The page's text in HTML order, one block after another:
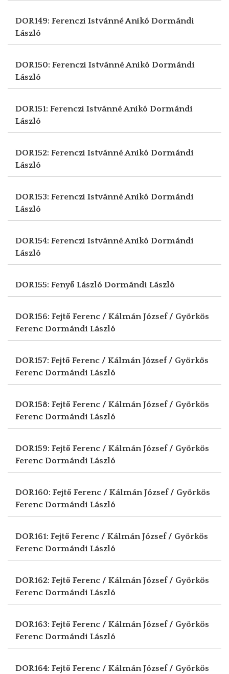
DOR149: Ferenczi Istvánné Anikó Dormándi
László
DOR150: Ferenczi Istvánné Anikó Dormándi
László
DOR151: Ferenczi Istvánné Anikó Dormándi
László
DOR152: Ferenczi Istvánné Anikó Dormándi
László
DOR153: Ferenczi Istvánné Anikó Dormándi
László
DOR154: Ferenczi Istvánné Anikó Dormándi
László
DOR155: Fenyő László Dormándi László
DOR156: Fejtő Ferenc / Kálmán József / Györkös
Ferenc Dormándi László
DOR157: Fejtő Ferenc / Kálmán József / Györkös
Ferenc Dormándi László
DOR158: Fejtő Ferenc / Kálmán József / Györkös
Ferenc Dormándi László
DOR159: Fejtő Ferenc / Kálmán József / Györkös
Ferenc Dormándi László
DOR160: Fejtő Ferenc / Kálmán József / Györkös
Ferenc Dormándi László
DOR161: Fejtő Ferenc / Kálmán József / Györkös
Ferenc Dormándi László
DOR162: Fejtő Ferenc / Kálmán József / Györkös
Ferenc Dormándi László
DOR163: Fejtő Ferenc / Kálmán József / Györkös
Ferenc Dormándi László
DOR164: Fejtő Ferenc / Kálmán József / Györkös